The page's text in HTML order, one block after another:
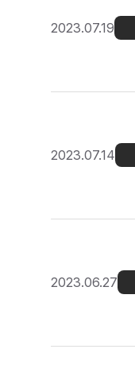
2023.07.19
2023.07.14
2023.06.27